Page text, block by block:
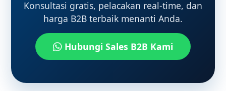
Konsultasi gratis, pelacakan real-time, dan
harga B2B terbaik menanti Anda.
Hubungi Sales B2B Kami